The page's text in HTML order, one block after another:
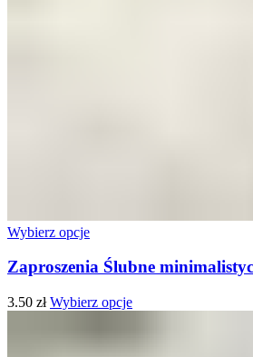
Wybierz opcje
Zaproszenia Ślubne
3.50 zł Wybierz opcje